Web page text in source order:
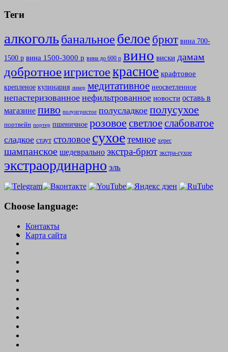
Теги
алкогольбанальное белое брют вина 700-
1500 р вина 1500-3000 р вина до 600 р вино виски дамам
добротноеигристоекрасное крафтовое
крепленое кулинария ликер медитативное неосветленное
непастеризованное нефильтрованное новости оставь в
магазине пиво полуигристое полусладкое полусухое
портвейн портер пшеничное розовое светлоеслабоватое
сладкое стаут столовое сухоетемное херес
шампанское шедеврально экстра-брют экстра-сухое
экстраординарно эль
Choose language:
Контакты
Карта сайта